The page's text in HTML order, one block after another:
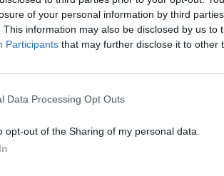
of your personal information by third
This information may also be disclosed by us to
Participants that may further disclose it to other
Data Processing Opt Outs
opt-out of the Sharing of my personal data.
világra a kereskedési aktivitást
kereskedésre van kilátás.
ma reggel a jegyzések 1,12 alatt
is megállt, az emelkedés jelei